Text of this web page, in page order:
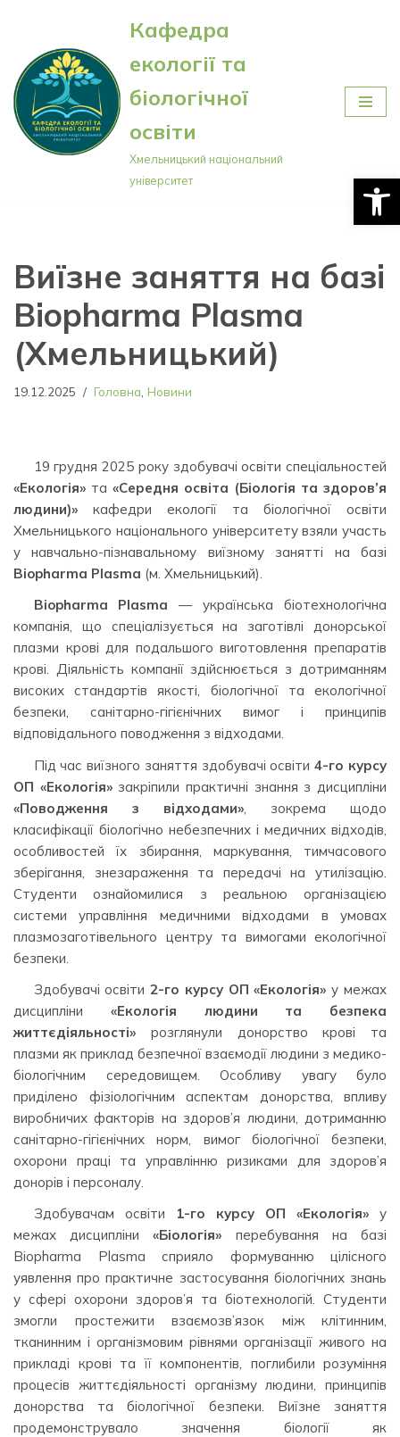
Перейти
до
вмісту
Кафедра
екології та
біологічної
освіти
Хмельницький національний
університет
Виїзне заняття на базі
Biopharma Plasma
(Хмельницький)
19.12.2025 Головна Новини
19 грудня 2025 року здобувачі освіти спеціальностей
«Екологія» та «Середня освіта (Біологія та здоров’я
людини)» кафедри екології та біологічної освіти
Хмельницького національного університету взяли участь
у навчально-пізнавальному виїзному занятті на базі
Biopharma Plasma (м. Хмельницький).
Biopharma Plasma — українська біотехнологічна
компанія, що спеціалізується на заготівлі донорської
плазми крові для подальшого виготовлення препаратів
крові. Діяльність компанії здійснюється з дотриманням
високих стандартів якості, біологічної та екологічної
безпеки, санітарно-гігієнічних вимог і принципів
відповідального поводження з відходами.
Під час виїзного заняття здобувачі освіти4-го курсу
ОП «Екологія»закріпили практичні знання з дисципліни
«Поводження з відходами» , зокрема щодо
класифікації біологічно небезпечних і медичних відходів,
особливостей їх збирання, маркування, тимчасового
зберігання, знезараження та передачі на утилізацію.
Студенти ознайомилися з реальною організацією
системи управління медичними відходами в умовах
плазмозаготівельного центру та вимогами екологічної
безпеки.
Здобувачі освіти2-го курсу ОП «Екологія» у межах
дисципліни «Екологія людини та безпека
життєдіяльності» розглянули донорство крові та
плазми як приклад безпечної взаємодії людини з медико-
біологічним середовищем. Особливу увагу було
приділено фізіологічним аспектам донорства, впливу
виробничих факторів на здоров’я людини, дотриманню
санітарно-гігієнічних норм, вимог біологічної безпеки,
охорони праці та управлінню ризиками для здоров’я
донорів і персоналу.
Здобувачам освіти
1-го курсу ОП «Екологія»у
межах дисципліни«Біологія» перебування на базі
Biopharma Plasma сприяло формуванню цілісного
уявлення про практичне застосування біологічних знань
у сфері охорони здоров’я та біотехнологій. Студенти
змогли простежити взаємозв’язок між клітинним,
тканинним і організмовим рівнями організації живого на
прикладі крові та її компонентів, поглибили розуміння
процесів життєдіяльності організму людини, принципів
донорства та біологічної безпеки. Виїзне заняття
продемонструвало значення біології як